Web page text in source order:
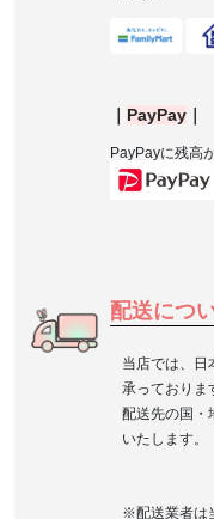
PayPay
PayPayに残高
配送につ
当店では、日
承っておりま
配送先の国・
いたします。
※配送業者は